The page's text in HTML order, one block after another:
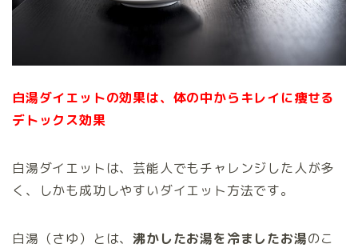
白湯ダイエットの効果は、体の中からキレイに痩せる
デトックス効果
白湯ダイエットは、芸能人でもチャレンジした人が多
く、しかも成功しやすいダイエット方法です。
白湯（さゆ）とは、沸かしたお湯を冷ましたお湯のこ